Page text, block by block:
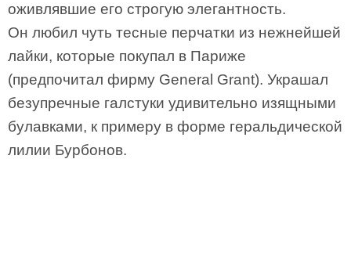
оживлявшие его строгую элегантность.
Он любил чуть тесные перчатки из нежнейшей
лайки, которые покупал в Париже
(предпочитал фирму General Grant). Украшал
безупречные галстуки удивительно изящными
булавками, к примеру в форме геральдической
лилии Бурбонов.